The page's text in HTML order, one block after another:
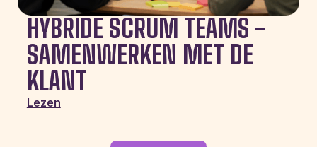
HYBRIDE SCRUM TEAMS -
SAMENWERKEN MET DE
KLANT
Lezen